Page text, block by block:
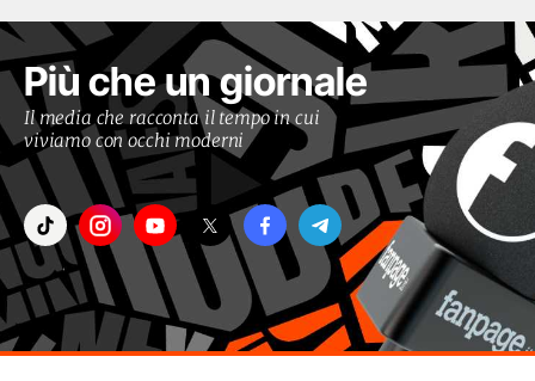
Più che un giornale
Il media che racconta il tempo in cui
viviamo con occhi moderni